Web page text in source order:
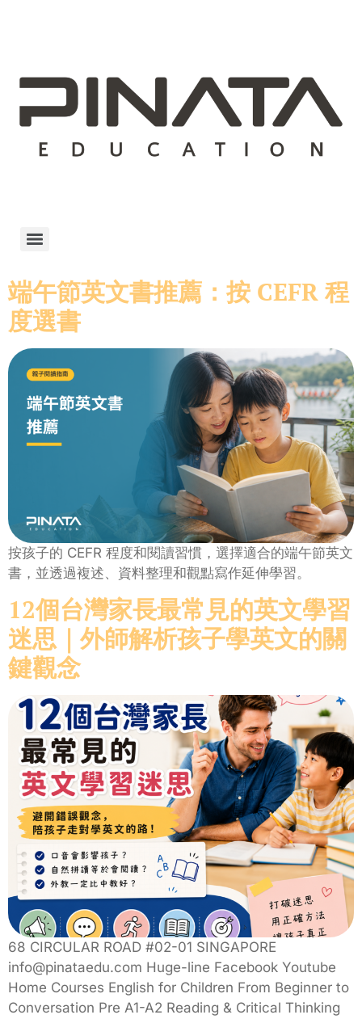
端午節英文書推薦：按 CEFR 程
度選書
按孩子的 CEFR 程度和閱讀習慣，選擇適合的端午節英文
書，並透過複述、資料整理和觀點寫作延伸學習。
12個台灣家長最常見的英文學習
迷思｜外師解析孩子學英文的關
鍵觀念
68 CIRCULAR ROAD #02-01 SINGAPORE
info@pinataedu.com Huge-line Facebook Youtube
Home Courses English for Children From Beginner to
Conversation Pre A1-A2 Reading & Critical Thinking